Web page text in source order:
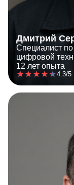
Дмитрий
Специалист
цифровой
12 лет опыта
4.3/5